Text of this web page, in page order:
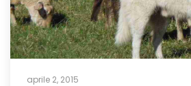
aprile 2, 2015